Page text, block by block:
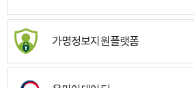
가명정보지원플랫폼